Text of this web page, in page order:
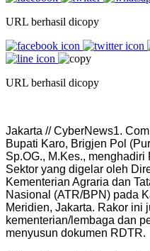
URL berhasil dicopy
URL berhasil dicopy
Jakarta // CyberNews1.
Bupati Karo, Brigjen Pol
Sp.OG., M.Kes.,
Sektor yang digelar oleh
Kementerian Agraria dan
Nasional (ATR/BPN) pada
Meridien, Jakarta. Rakor ini
kementerian/lembaga dan
menyusun dokumen RDTR.